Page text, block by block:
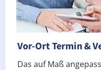
Vor-Ort Termin &
Das auf Maß